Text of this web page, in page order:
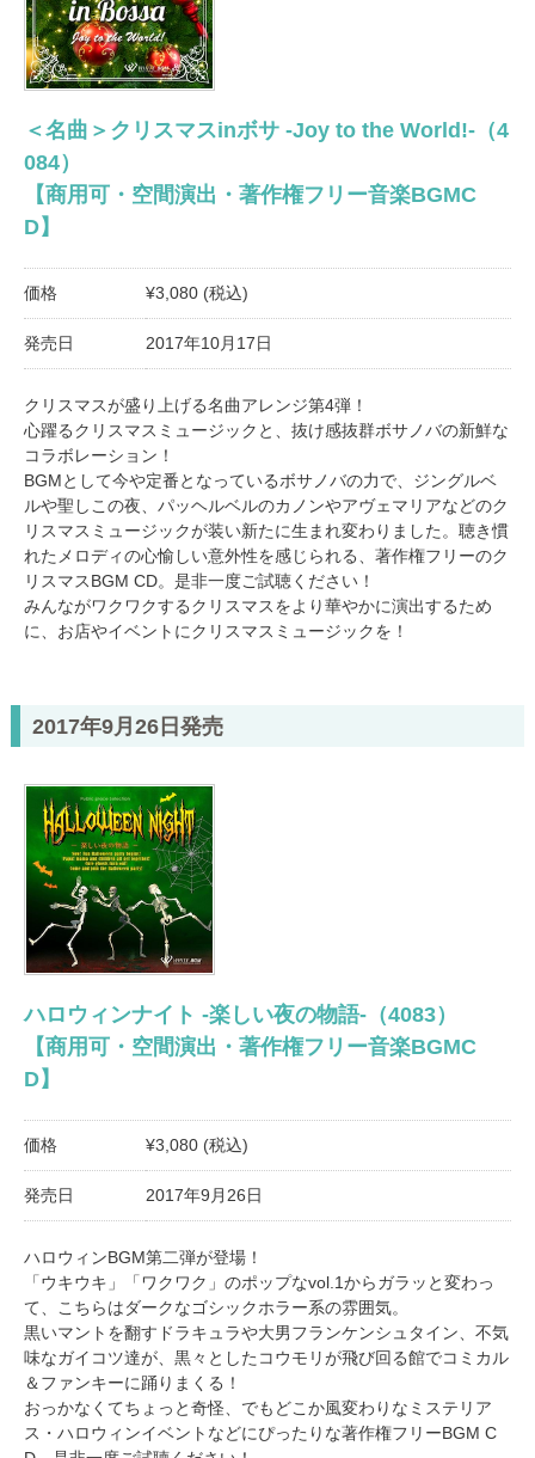
＜名曲＞クリスマスinボサ -Joy to the World!-（4
084）
【商用可・空間演出・著作権フリー音楽BGMC
D】
価格 ¥3,080 (税込)
発売日 2017年10月17日
クリスマスが盛り上げる名曲アレンジ第4弾！
心躍るクリスマスミュージックと、抜け感抜群ボサノバの新鮮な
コラボレーション！
BGMとして今や定番となっているボサノバの力で、ジングルベ
ルや聖しこの夜、パッヘルベルのカノンやアヴェマリアなどのク
リスマスミュージックが装い新たに生まれ変わりました。聴き慣
れたメロディの心愉しい意外性を感じられる、著作権フリーのク
リスマスBGM CD。是非一度ご試聴ください！
みんながワクワクするクリスマスをより華やかに演出するため
に、お店やイベントにクリスマスミュージックを！
2017年9月26日発売
ハロウィンナイト -楽しい夜の物語-（4083）
【商用可・空間演出・著作権フリー音楽BGMC
D】
価格 ¥3,080 (税込)
発売日 2017年9月26日
ハロウィンBGM第二弾が登場！
「ウキウキ」「ワクワク」のポップなvol.1からガラッと変わっ
て、こちらはダークなゴシックホラー系の雰囲気。
黒いマントを翻すドラキュラや大男フランケンシュタイン、不気
味なガイコツ達が、黒々としたコウモリが飛び回る館でコミカル
＆ファンキーに踊りまくる！
おっかなくてちょっと奇怪、でもどこか風変わりなミステリア
ス・ハロウィンイベントなどにぴったりな著作権フリーBGM C